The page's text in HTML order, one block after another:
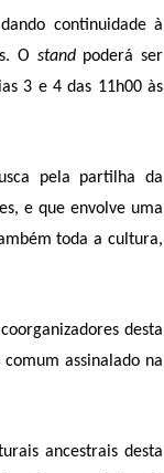
continuidade à
O standpoderá ser
3 e 4 das 11h00 às
pela partilha da
e que envolve uma
toda a cultura,
desta
assinalado na
ancestrais desta